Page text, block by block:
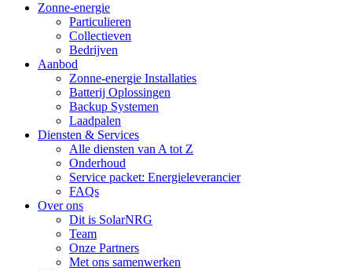
Zonne-energie
Particulieren
Collectieven
Bedrijven
Aanbod
Zonne-energie Installaties
Batterij Oplossingen
Backup Systemen
Laadpalen
Diensten & Services
Alle diensten van A tot Z
Onderhoud
Service packet: Energieleverancier
FAQs
Over ons
Dit is SolarNRG
Team
Onze Partners
Met ons samenwerken